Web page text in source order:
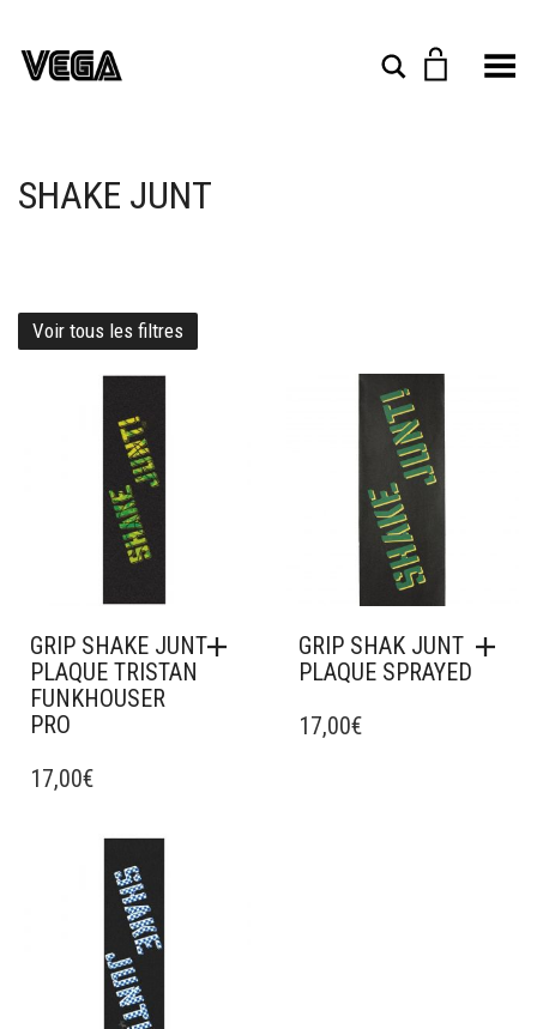
Rechercher
Toggle Menu
SHAKE JUNT
Voir tous les filtres
Ajouter à mes favoris
GRIP SHAKE JUNT
PLAQUE TRISTAN
FUNKHOUSER
PRO
17,00€
Ajouter à mes favoris
GRIP SHAK JUNT
PLAQUE SPRAYED
17,00€
Ajouter à mes favoris